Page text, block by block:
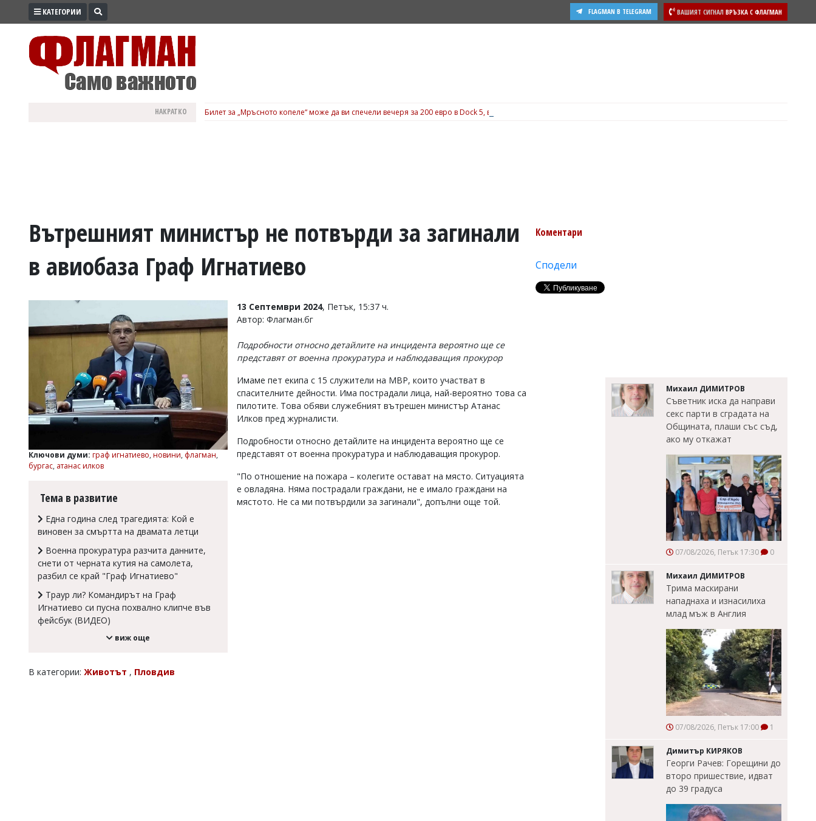
ПРОМО
ВОЙНАТА
УКРАЙНА
БИЗНЕС
Управители:
Василев,
v.vasilev@flagman.bg
Касабова,
k.kassabova@flagman.bg
редактор:
office@flagman.bg
Коментарите
въвеждат
читателите
отговорност
КАТЕГОРИИ ВАШИЯТ СИГНАЛ ВРЪЗКА С ФЛАГМАН
FLAGMAN В TELEGRAM
НАКРАТКО Билет за „Мръсното копеле“ може да ви спечели вечеря за 200 евро в Dock 5, вижте подробности
Вътрешният министър не потвърди за загинали
в авиобаза Граф Игнатиево
Ключови думи: граф игнатиево, новини, флагман,
бургас, атанас илков
Тема в развитие
Една година след трагедията: Кой е
виновен за смъртта на двамата летци
Военна прокуратура разчита данните,
снети от черната кутия на самолета,
разбил се край "Граф Игнатиево"
Траур ли? Командирът на Граф
Игнатиево си пусна похвално клипче във
фейсбук (ВИДЕО)
виж още
13 Септември 2024, Петък, 15:37 ч.
Автор: Флагман.бг
Подробности относно детайлите на инцидента вероятно ще се
представят от военна прокуратура и наблюдаващия прокурор
Имаме пет екипа с 15 служители на МВР, които участват в
спасителните дейности. Има пострадали лица, най-вероятно това са
пилотите. Това обяви служебният вътрешен министър Атанас
Илков пред журналисти.
Подробности относно детайлите на инцидента вероятно ще се
представят от военна прокуратура и наблюдаващия прокурор.
"По отношение на пожара – колегите остават на място. Ситуацията
е овладяна. Няма пострадали граждани, не е имало граждани на
мястото. Не са ми потвърдили за загинали", допълни още той.
В категории: Животът , Пловдив
Коментари
Сподели
Михаил ДИМИТРОВ
Съветник иска да направи
секс парти в сградата на
Общината, плаши със съд,
ако му откажат
07/08/2026, Петък 17:30 0
Михаил ДИМИТРОВ
Трима маскирани
нападнаха и изнасилиха
млад мъж в Англия
07/08/2026, Петък 17:00 1
Димитър КИРЯКОВ
Георги Рачев: Горещини до
второ пришествие, идват
до 39 градуса